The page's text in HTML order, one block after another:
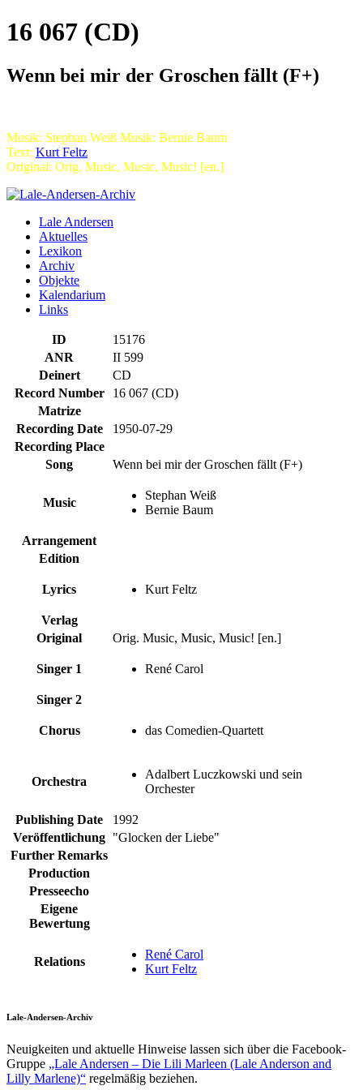
16 067 (CD)
Wenn bei mir der Groschen fällt (F+)
Musik: Stephan Weiß Musik: Bernie Baum
Text: Kurt Feltz
Original: Orig. Music, Music, Music! [en.]
Lale Andersen
Aktuelles
Lexikon
Archiv
Objekte
Kalendarium
Links
ID
15176
ANR
II 599
Deinert
CD
Record Number
16 067 (CD)
Matrize
Recording Date
1950-07-29
Recording Place
Song
Wenn bei mir der Groschen fällt (F+)
Music
Stephan Weiß
Bernie Baum
Arrangement
Edition
Lyrics Kurt Feltz
Verlag
Original
Orig. Music, Music, Music! [en.]
Singer 1 René Carol
Singer 2
Chorus das Comedien-Quartett
Orchestra
Adalbert Luczkowski und sein
Orchester
Publishing Date
1992
Veröffentlichung "Glocken der Liebe"
Further Remarks
Production
Presseecho
Eigene
Bewertung
Relations
René Carol
Kurt Feltz
Lale-Andersen-Archiv
Neuigkeiten und aktuelle Hinweise lassen sich über die Facebook-
Gruppe „Lale Andersen – Die Lili Marleen (Lale Anderson and
Lilly Marlene)“ regelmäßig beziehen.